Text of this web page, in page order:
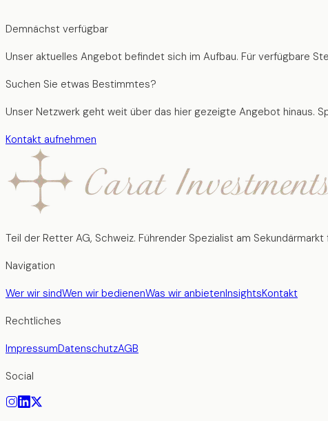
Demnächst verfügbar
Unser aktuelles Angebot befindet sich im Aufbau. Für verfügbare
Suchen Sie etwas Bestimmtes?
Unser Netzwerk geht weit über das hier gezeigte Angebot hinaus.
Kontakt aufnehmen
Teil der Retter AG, Schweiz. Führender Spezialist am
Navigation
Wer wir sindWen wir bedienenWas wir anbietenInsightsKontakt
Rechtliches
ImpressumDatenschutzAGB
Social